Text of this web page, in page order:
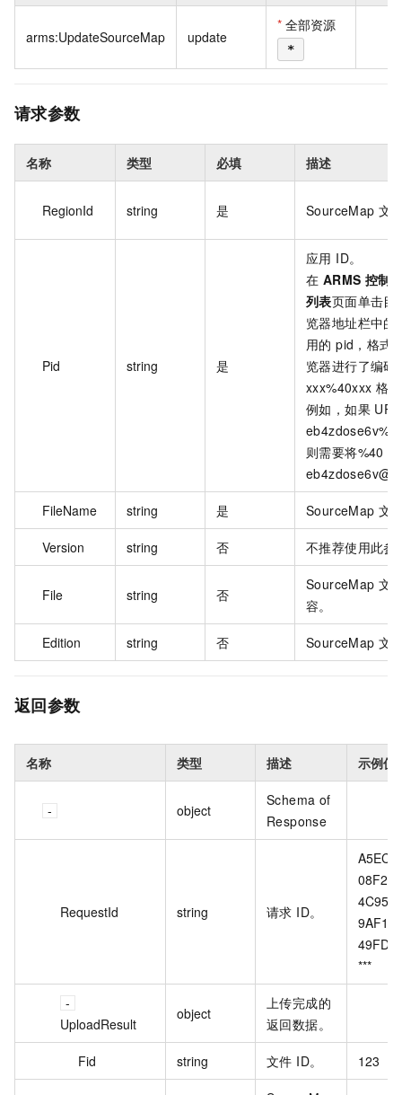
arms:UpdateSourceMap update
* 全部资源
*
请求参数
名称 类型 必填 描述
RegionId string 是 SourceMap 文
Pid string 是
应用 ID。
在 ARMS 控制
列表页面单击目
览器地址栏中
用的 pid，格式
览器进行了编码
xxx%40xxx 格
例如，如果
则需要将%40
FileName string 是 SourceMap 文
Version string 否 不推荐使用此参
File string 否
SourceMap 文
容。
Edition string 否 SourceMap 文
返回参数
名称 类型 描述 示例值
object
Schema of
Response
RequestId string 请求 ID。
08F2-
4C95-
9AF1-
***
UploadResult
object
上传完成的
返回数据。
Fid string 文件 ID。 123